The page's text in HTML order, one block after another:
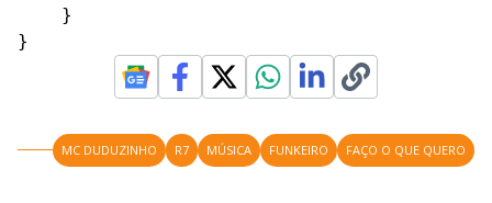
    }
}
MC DUDUZINHO R7 MÚSICA FUNKEIRO FAÇO O QUE QUERO